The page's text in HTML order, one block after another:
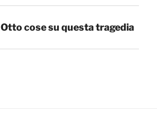
Otto cose su questa tragedia